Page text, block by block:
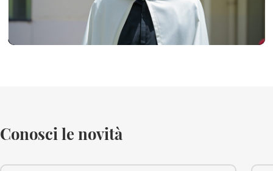
Conosci le novità